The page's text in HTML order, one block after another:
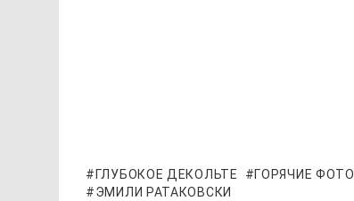
ГЛУБОКОЕ ДЕКОЛЬТЕ ГОРЯЧИЕ ФОТО
ЭМИЛИ РАТАКОВСКИ